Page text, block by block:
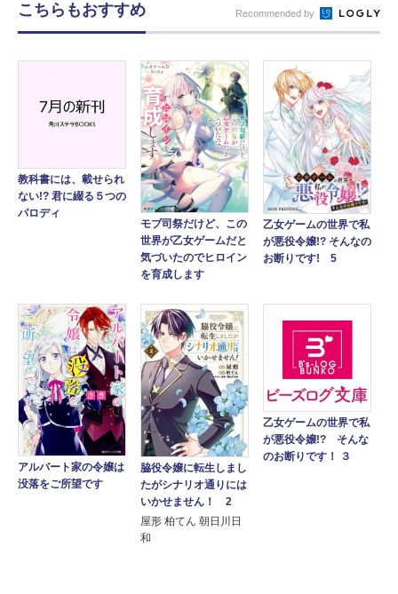
こちらもおすすめ Recommended by
教科書には、載せられ
ない!? 君に綴る５つの
パロディ
モブ司祭だけど、この
世界が乙女ゲームだと
気づいたのでヒロイン
を育成します
乙女ゲームの世界で私
が悪役令嬢!? そんなの
お断りです! 5
アルバート家の令嬢は
没落をご所望です
脇役令嬢に転生しまし
たがシナリオ通りには
いかせません！ 2
屋形 柏てん 朝日川日
和
乙女ゲームの世界で私
が悪役令嬢!? そんな
のお断りです！ ３